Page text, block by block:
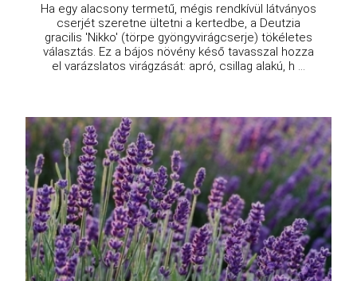
Ha egy alacsony termetű, mégis rendkívül látványos
cserjét szeretne ültetni a kertedbe, a Deutzia
gracilis 'Nikko' (törpe gyöngyvirágcserje) tökéletes
választás. Ez a bájos növény késő tavasszal hozza
el varázslatos virágzását: apró, csillag alakú, h ...